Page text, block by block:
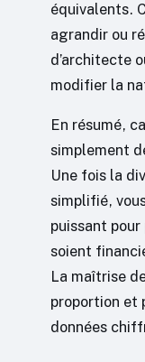
équivalents.
agrandir ou
d’architecte
modifier la
En résumé,
simplement
Une fois la
simplifié,
puissant
soient
La maîtrise
proportion et
données